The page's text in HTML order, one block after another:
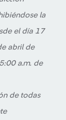
la
el día 17
abril de
a.m. de
de todas